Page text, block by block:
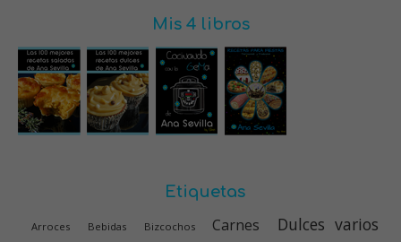
Mis 4 libros
Etiquetas
Arroces Bebidas Bizcochos Carnes Dulces varios